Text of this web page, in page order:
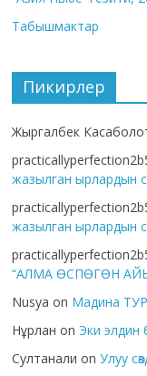
Табышмактар
Пикирлер
Жыргалбек
жазылган ырлардын
жазылган ырлардын
“АЛМА ӨСПӨГӨН
Nusya on Мадина
Нұрлан on Эки
Султанали onУлуу